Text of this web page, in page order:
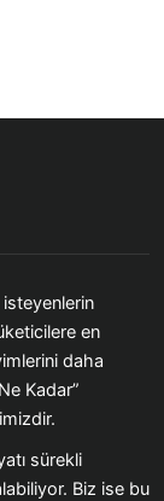
en
daha
Kadar”
sürekli
Biz ise bu